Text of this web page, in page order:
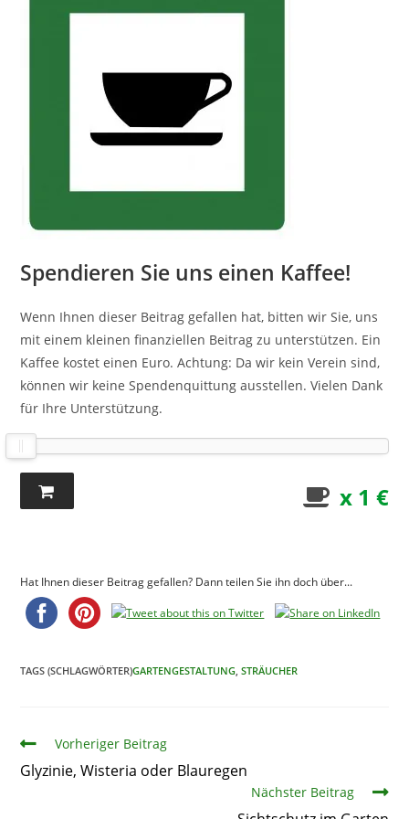
Spendieren Sie uns einen Kaffee!
Wenn Ihnen dieser Beitrag gefallen hat, bitten wir Sie, uns
mit einem kleinen finanziellen Beitrag zu unterstützen. Ein
Kaffee kostet einen Euro. Achtung: Da wir kein Verein sind,
können wir keine Spendenquittung ausstellen. Vielen Dank
für Ihre Unterstützung.
x 1 €
Hat Ihnen dieser Beitrag gefallen? Dann teilen Sie ihn doch über...
TAGS (SCHLAGWÖRTER)GARTENGESTALTUNG, STRÄUCHER
ArtikelVorheriger Beitrag
Glyzinie, Wisteria oder Blauregen
Nächster Beitrag